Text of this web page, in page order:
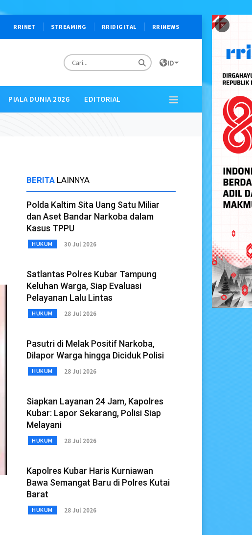
×
RRINET STREAMING RRIDIGITAL RRINEWS
ID
PIALA DUNIA 2026 EDITORIAL
BERITA LAINNYA
Polda Kaltim Sita Uang Satu Miliar
dan Aset Bandar Narkoba dalam
Kasus TPPU
HUKUM 30 Jul 2026
Satlantas Polres Kubar Tampung
Keluhan Warga, Siap Evaluasi
Pelayanan Lalu Lintas
HUKUM 28 Jul 2026
Pasutri di Melak Positif Narkoba,
Dilapor Warga hingga Diciduk Polisi
HUKUM 28 Jul 2026
Siapkan Layanan 24 Jam, Kapolres
Kubar: Lapor Sekarang, Polisi Siap
Melayani
HUKUM 28 Jul 2026
Kapolres Kubar Haris Kurniawan
Bawa Semangat Baru di Polres Kutai
Barat
HUKUM 28 Jul 2026